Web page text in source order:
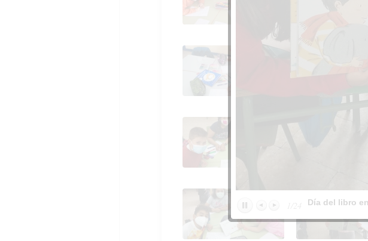
Día del libro en primaria
Día del libro en primaria